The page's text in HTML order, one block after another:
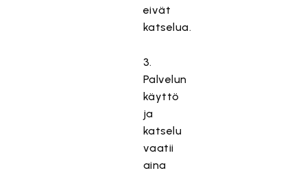
eivät
katselua.
3.
Palvelun
käyttö
ja
katselu
vaatii
aina